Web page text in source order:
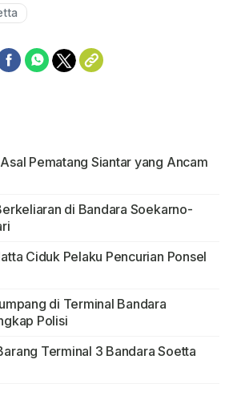
Pematang Siantar yang Ancam
di Bandara Soekarno-
Ciduk Pelaku Pencurian Ponsel
di Terminal Bandara
Polisi
Terminal 3 Bandara Soetta